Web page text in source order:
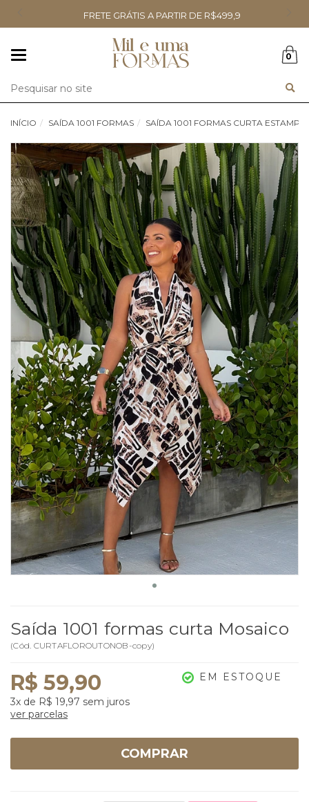
FRETE GRÁTIS A PARTIR DE R$499,9
0
INÍCIO SAÍDA 1001 FORMAS SAÍDA 1001 FORMAS CURTA
Saída 1001 formas curta Mosaico
(Cód. CURTAFLOROUTONOB-copy)
R$ 59,90
3x de R$ 19,97 sem juros
ver parcelas
EM ESTOQUE
COMPRAR